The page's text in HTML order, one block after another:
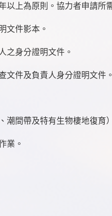
上為原則。協力者申請所
件影本。
身分證明文件。
件及負責人身分證明文件。
間帶及特有生物棲地復育
業。